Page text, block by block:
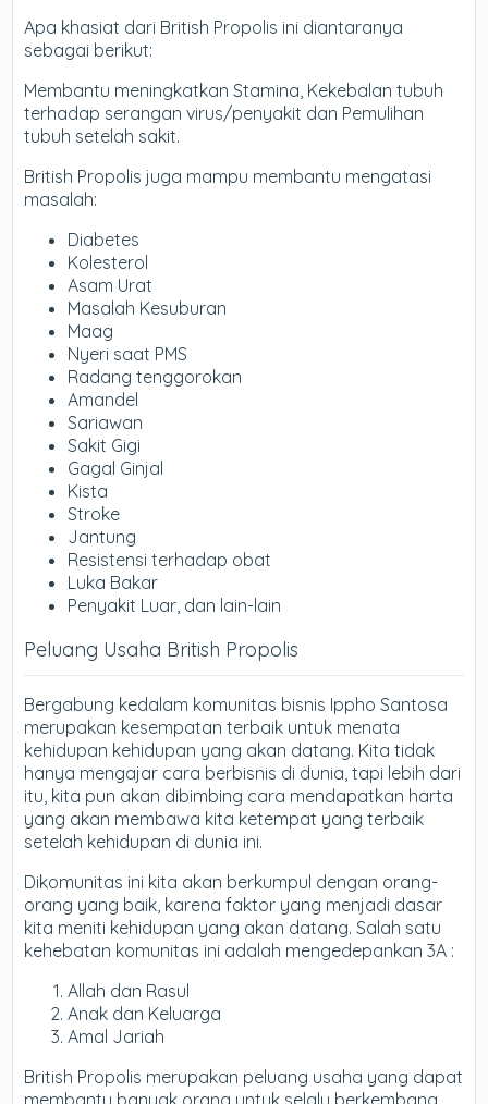
Apa khasiat dari British Propolis ini diantaranya
sebagai berikut:
Membantu meningkatkan Stamina, Kekebalan tubuh
terhadap serangan virus/penyakit dan Pemulihan
tubuh setelah sakit.
British Propolis juga mampu membantu mengatasi
masalah:
Diabetes
Kolesterol
Asam Urat
Masalah Kesuburan
Maag
Nyeri saat PMS
Radang tenggorokan
Amandel
Sariawan
Sakit Gigi
Gagal Ginjal
Kista
Stroke
Jantung
Resistensi terhadap obat
Luka Bakar
Penyakit Luar, dan lain-lain
Peluang Usaha British Propolis
Bergabung kedalam komunitas bisnis Ippho Santosa
merupakan kesempatan terbaik untuk menata
kehidupan kehidupan yang akan datang. Kita tidak
hanya mengajar cara berbisnis di dunia, tapi lebih dari
itu, kita pun akan dibimbing cara mendapatkan harta
yang akan membawa kita ketempat yang terbaik
setelah kehidupan di dunia ini.
Dikomunitas ini kita akan berkumpul dengan orang-
orang yang baik, karena faktor yang menjadi dasar
kita meniti kehidupan yang akan datang. Salah satu
kehebatan komunitas ini adalah mengedepankan 3A :
Allah dan Rasul
Anak dan Keluarga
Amal Jariah
British Propolis merupakan peluang usaha yang dapat